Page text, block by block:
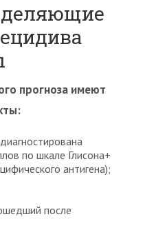
прогноза имеют
по шкале Глисона+
антигена);
после